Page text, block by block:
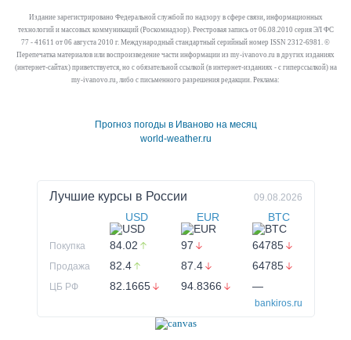
Издание зарегистрировано Федеральной службой по надзору в сфере связи, информационных
технологий и массовых коммуникаций (Роскомнадзор). Реестровая запись от 06.08.2010 серия ЭЛ ФС
77 - 41611 от 06 августа 2010 г. Международный стандартный серийный номер ISSN 2312-6981. ©
Перепечатка материалов или воспроизведение части информации из my-ivanovo.ru в других изданиях
(интернет-сайтах) приветствуется, но с обязательной ссылкой (в интернет-изданиях - с гиперссылкой) на
my-ivanovo.ru, либо с письменного разрешения редакции. Реклама:
Прогноз погоды в Иваново на месяц
world-weather.ru
Лучшие курсы в России 09.08.2026
USD EUR BTC
Покупка 84.02 97 64785
Продажа 82.4 87.4 64785
ЦБ РФ 82.1665 94.8366 —
bankiros.ru